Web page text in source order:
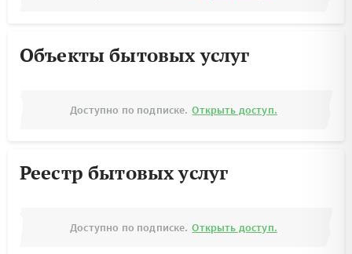
Объекты бытовых услуг
Доступно по подписке. Открыть доступ.
Реестр бытовых услуг
Доступно по подписке. Открыть доступ.